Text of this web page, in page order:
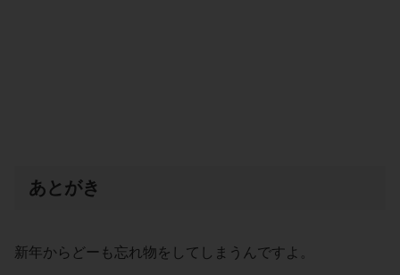
あとがき
新年からどーも忘れ物をしてしまうんですよ。